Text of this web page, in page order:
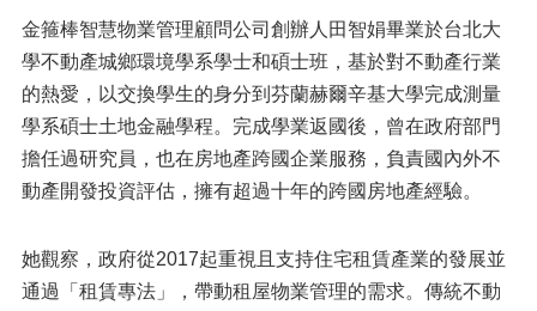
金箍棒智慧物業管理顧問公司創辦人田智娟畢業於台北大
學不動產城鄉環境學系學士和碩士班，基於對不動產行業
的熱愛，以交換學生的身分到芬蘭赫爾辛基大學完成測量
學系碩士土地金融學程。完成學業返國後，曾在政府部門
擔任過研究員，也在房地產跨國企業服務，負責國內外不
動產開發投資評估，擁有超過十年的跨國房地產經驗。
她觀察，政府從2017起重視且支持住宅租賃產業的發展並
通過「租賃專法」，帶動租屋物業管理的需求。傳統不動